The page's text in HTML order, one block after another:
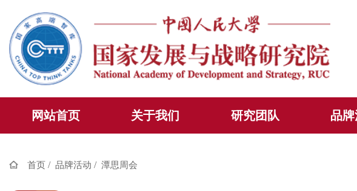
网站首页 关于我们 研究团队 品
首页 / 品牌活动 / 潭思周会